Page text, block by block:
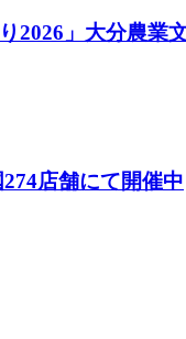
2026」大分農業
274店舗にて開催中